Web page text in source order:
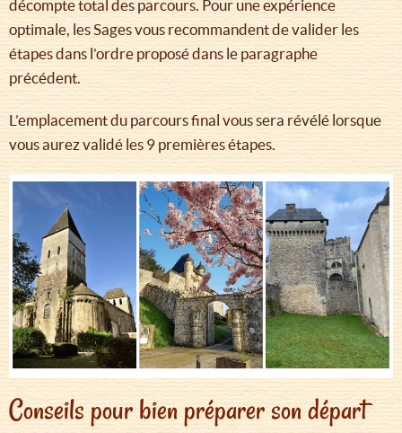
décompte total des parcours. Pour une expérience
optimale, les Sages vous recommandent de valider les
étapes dans l’ordre proposé dans le paragraphe
précédent.
L’emplacement du parcours final vous sera révélé lorsque
vous aurez validé les 9 premières étapes.
Conseils pour bien préparer son départ